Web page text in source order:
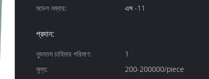
মডেল নম্বার:
এস -11
প্রদান:
ন্যূনতম চাহিদার পরিমাণ:
1
মূল্য:
200-200000/piece